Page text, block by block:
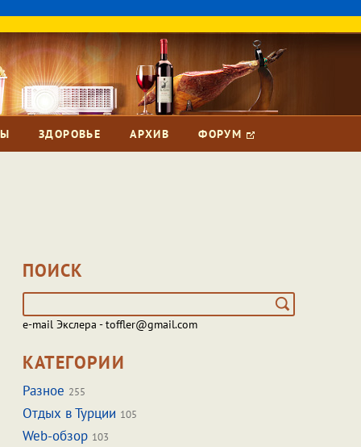
ЗДОРОВЬЕ АРХИВ ФОРУМ
ПОИСК
e-mail Экслера - toffler@gmail.com
КАТЕГОРИИ
Разное 255
Отдых в Турции 105
Web-обзор 103